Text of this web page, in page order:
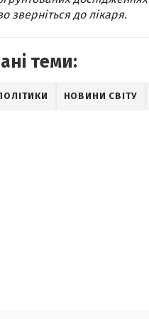
зверніться до лікаря.
теми:
НОВИНИ СВІТУ